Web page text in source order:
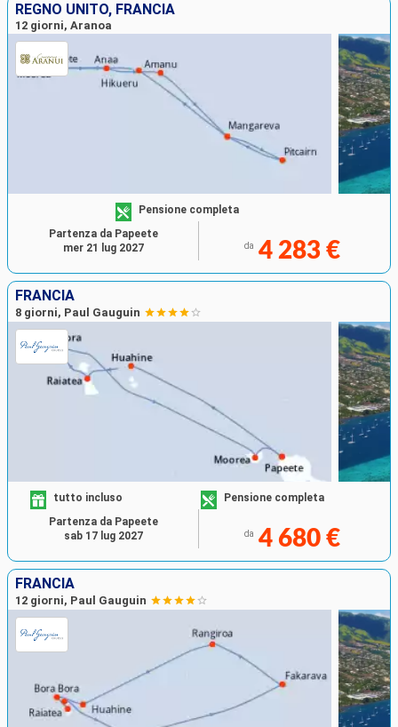
REGNO UNITO, FRANCIA
12 giorni, Aranoa
Pensione completa
da 4 283 €
Partenza da Papeete
mer 21 lug 2027
FRANCIA
8 giorni, Paul Gauguin
tutto incluso Pensione completa
da 4 680 €
Partenza da Papeete
sab 17 lug 2027
FRANCIA
12 giorni, Paul Gauguin